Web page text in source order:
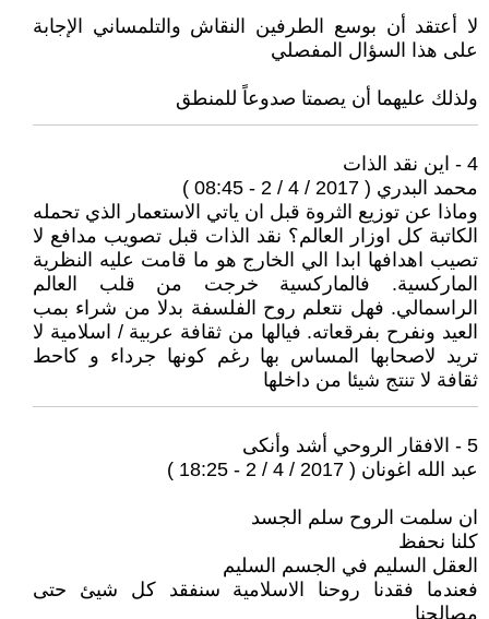
لا أعتقد أن بوسع الطرفين النقاش والتلمساني الإجابة
على هذا السؤال المفصلي
ولذلك عليهما أن يصمتا صدوعاً للمنطق
4 - اين نقد الذات
محمد البدري ( 2017 / 4 / 2 - 08:45 )
وماذا عن توزيع الثروة قبل ان ياتي الاستعمار الذي تحمله
الكاتبة كل اوزار العالم؟ نقد الذات قبل تصويب مدافع لا
تصيب اهدافها ابدا الي الخارج هو ما قامت عليه النظرية
الماركسية. فالماركسية خرجت من قلب العالم
الراسمالي. فهل نتعلم روح الفلسفة بدلا من شراء بمب
العيد ونفرح بفرقعاته. فيالها من ثقافة عربية / اسلامية لا
تريد لاصحابها المساس بها رغم كونها جرداء و كاحط
ثقافة لا تنتج شيئا من داخلها
5 - الافقار الروحي أشد وأنكى
عبد الله اغونان ( 2017 / 4 / 2 - 18:25 )
ان سلمت الروح سلم الجسد
كلنا نحفظ
العقل السليم في الجسم السليم
فعندما فقدنا روحنا الاسلامية سنفقد كل شيئ حتى
مصالحنا